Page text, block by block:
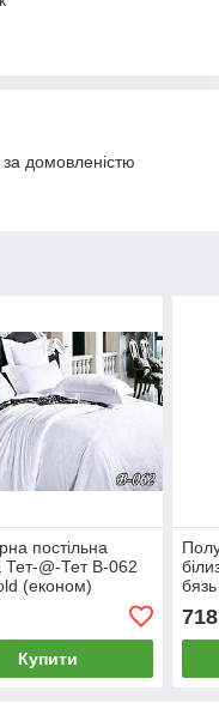
домовленістю
постільна
Тет-@-Тет В-062
(економ)
Купити
718